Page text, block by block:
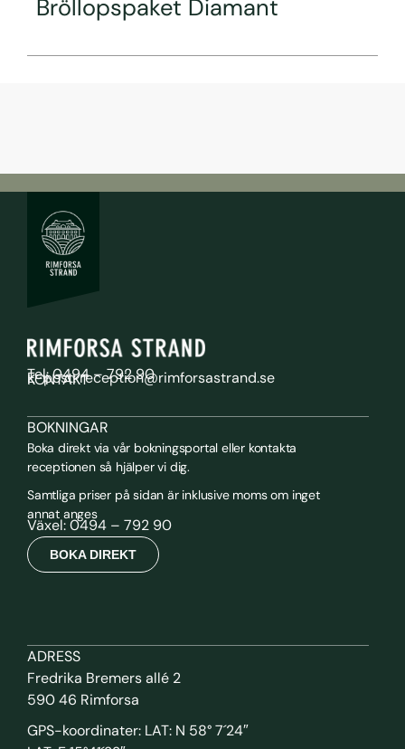
Bröllopspaket Diamant
KONTAKT
Tel: 0494 – 792 90
E-post: reception@rimforsastrand.se
BOKNINGAR
Boka direkt via vår bokningsportal eller kontakta
receptionen så hjälper vi dig.
Samtliga priser på sidan är inklusive moms om inget
annat anges
Växel: 0494 – 792 90
BOKA DIREKT
ADRESS
Fredrika Bremers allé 2
590 46 Rimforsa
GPS-koordinater: LAT: N 58° 7´24″